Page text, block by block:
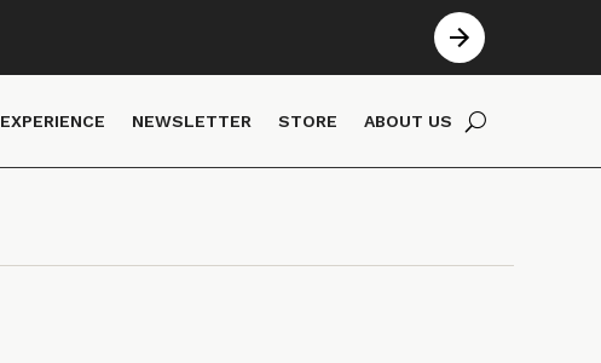
EXPERIENCE NEWSLETTER STORE ABOUT US